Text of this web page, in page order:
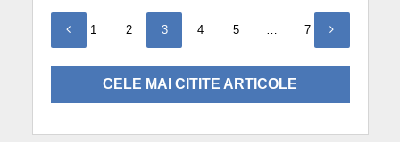
1 2 3 4 5 7
CELE MAI CITITE ARTICOLE